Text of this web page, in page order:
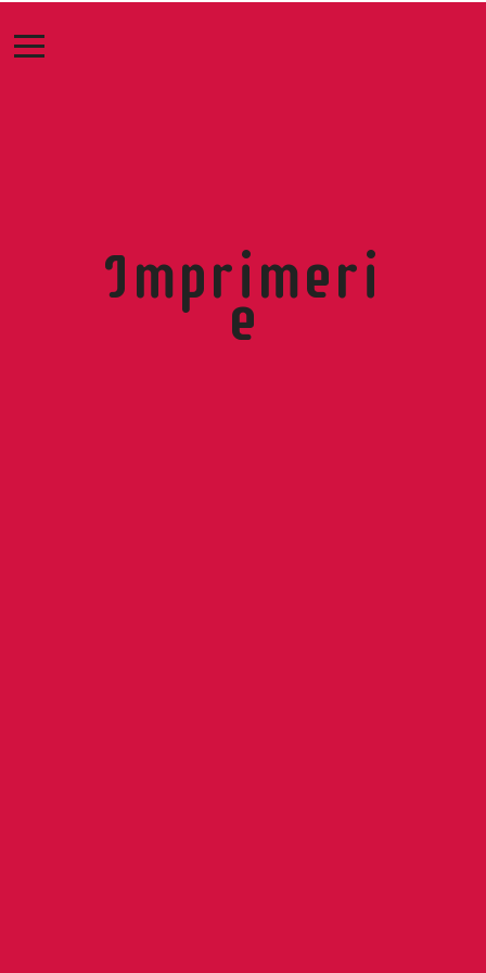
Imprimeri
e